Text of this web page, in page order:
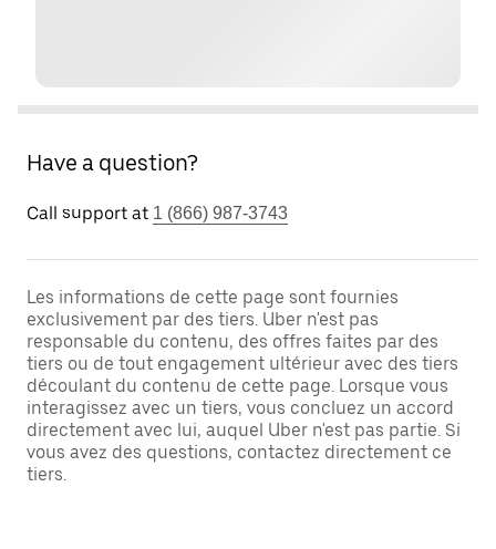
Have a question?
Call support at 1 (866) 987-3743
Les informations de cette page sont fournies
exclusivement par des tiers. Uber n'est pas
responsable du contenu, des offres faites par des
tiers ou de tout engagement ultérieur avec des tiers
découlant du contenu de cette page. Lorsque vous
interagissez avec un tiers, vous concluez un accord
directement avec lui, auquel Uber n'est pas partie. Si
vous avez des questions, contactez directement ce
tiers.